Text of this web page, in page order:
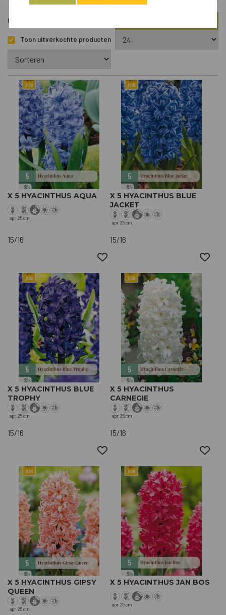
676 Artikelen
Toon uitverkochte producten
X 5 HYACINTHUS AQUA
apr 25 cm
15/16
X 5 HYACINTHUS BLUE
JACKET
apr 25 cm
15/16
X 5 HYACINTHUS BLUE
TROPHY
apr 25 cm
15/16
X 5 HYACINTHUS
CARNEGIE
apr 25 cm
15/16
X 5 HYACINTHUS GIPSY
QUEEN
apr 25 cm
X 5 HYACINTHUS JAN BOS
apr 25 cm